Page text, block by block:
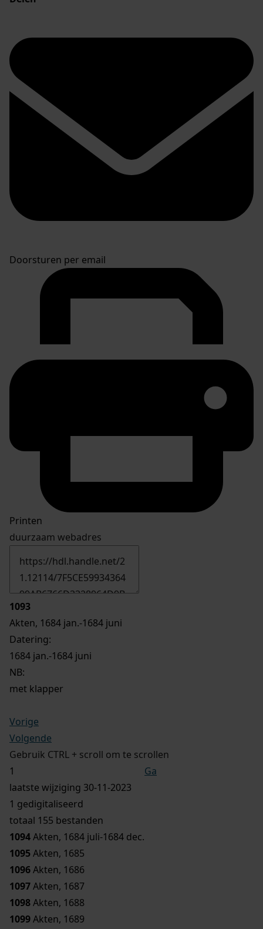
Doorsturen per email
Printen
duurzaam webadres
1093
Akten, 1684 jan.-1684 juni
Datering:
1684 jan.-1684 juni
NB:
met klapper
Vorige
Volgende
Gebruik CTRL + scroll om te scrollen
Ga
laatste wijziging 30-11-2023
1 gedigitaliseerd
totaal 155 bestanden
1094Akten, 1684 juli-1684 dec.
1095Akten, 1685
1096Akten, 1686
1097Akten, 1687
1098Akten, 1688
1099Akten, 1689